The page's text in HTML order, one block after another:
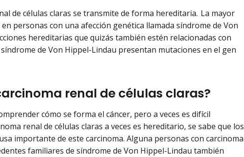
de células claras se transmite de forma hereditaria. La mayor
personas con una afección genética llamada síndrome de Von
hereditarias que quizás también estén relacionadas con
de Von Hippel-Lindau presentan mutaciones en el gen
renal de células claras?
cómo se forma el cáncer, pero a veces es difícil
renal de células claras a veces es hereditario, se sabe que los
importante de este carcinoma. Alguna personas con carcinoma
familiares de síndrome de Von Hippel-Lindau también